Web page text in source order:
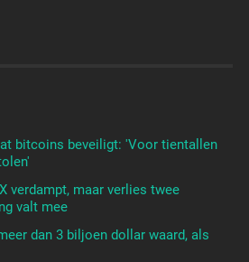
bitcoins beveiligt: 'Voor tientallen
verdampt, maar verlies twee
valt mee
dan 3 biljoen dollar waard, als